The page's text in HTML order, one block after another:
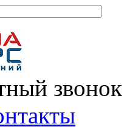
звонок